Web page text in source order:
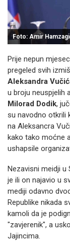
Foto: Amir
Prije nepun
pregeled svih
Aleksandra
u broju neuspjelih
Milorad Dodik,
su navodno otkrili
na Aleksancra
kako tako moćne
ushapsile
Nezavisni meidji u
je ili on najavio u
mediji odavno
Republike nikada
kamoli da je
"zavjerenik", a
Jajincima.